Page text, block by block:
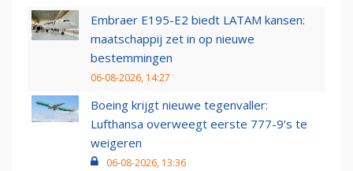
Embraer E195-E2 biedt LATAM kansen:
maatschappij zet in op nieuwe
bestemmingen
06-08-2026, 14:27
Boeing krijgt nieuwe tegenvaller:
Lufthansa overweegt eerste 777-9’s te
weigeren
06-08-2026, 13:36